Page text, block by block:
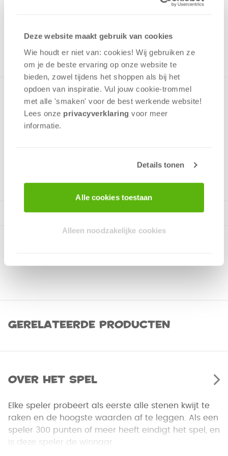
Deze website maakt gebruik van cookies
Wie houdt er niet van: cookies! Wij gebruiken ze
om je de beste ervaring op onze website te
bieden, zowel tijdens het shoppen als bij het
opdoen van inspiratie. Vul jouw cookie-trommel
met alle 'smaken' voor de best werkende website​!
Lees onze privacyverklaring voor meer
informatie.
Details tonen
Alle cookies toestaan
Alleen noodzakelijke cookies
UIT HET ASSORTIMENT
Elke speler probeert als eerste alle stenen kwijt te raken en
de hoogste waarden af te leggen. Als een speler 300
punten of meer heeft eindigt het spel, en is deze speler de
winnaar.Nu ook verkrijgbaar in een handzaam blik!
v.a. 6 jaar
Gerelateerde producten
Over het spel
Elke speler probeert als eerste alle stenen kwijt te
raken en de hoogste waarden af te leggen. Als een
speler 300 punten of meer heeft eindigt het spel, en
is deze speler de winnaar.